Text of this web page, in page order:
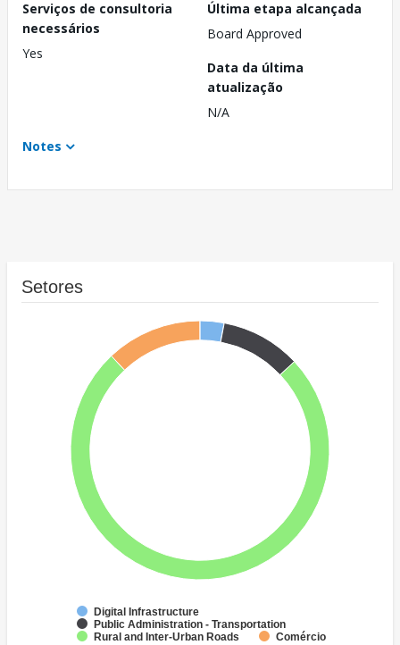
Serviços de consultoria
necessários
Yes
Última etapa alcançada
Board Approved
Data da última
atualização
N/A
Notes
Setores
Digital Infrastructure
Public Administration - Transportation
Rural and Inter-Urban Roads
Comércio